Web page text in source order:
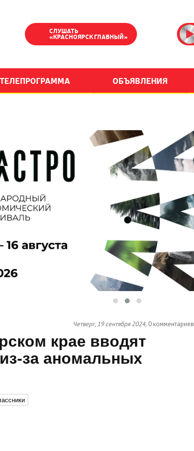
СЛУШАТЬ
«КРАСНОЯРСК ГЛАВНЫЙ»
ТЕЛЕПРОГРАММА ОБЪЯВЛЕНИЯ
Четверг, 19 сентября 2024, 0 комментариев
крае вводят
за аномальных